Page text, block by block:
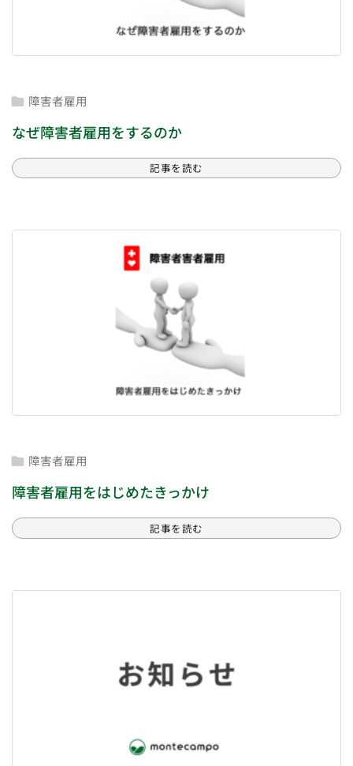
 障害者雇用
なぜ障害者雇用をするのか
記事を読む
 障害者雇用
障害者雇用をはじめたきっかけ
記事を読む